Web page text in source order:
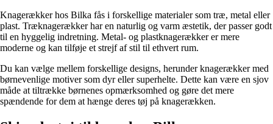
Knagerækker hos Bilka fås i forskellige materialer som træ, metal eller
plast. Træknagerækker har en naturlig og varm æstetik, der passer godt
til en hyggelig indretning. Metal- og plastknagerækker er mere
moderne og kan tilføje et strejf af stil til ethvert rum.
Du kan vælge mellem forskellige designs, herunder knagerækker med
børnevenlige motiver som dyr eller superhelte. Dette kan være en sjov
måde at tiltrække børnenes opmærksomhed og gøre det mere
spændende for dem at hænge deres tøj på knagerækken.